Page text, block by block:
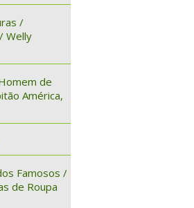
/
Welly
de
América,
Famosos /
de Roupa